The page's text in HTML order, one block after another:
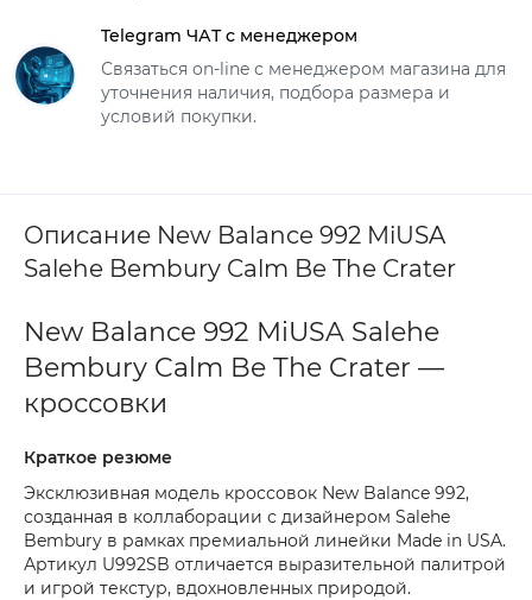
Telegram ЧАТ с менеджером
Связаться on-line с менеджером магазина для
уточнения наличия, подбора размера и
условий покупки.
Описание New Balance 992 MiUSA
Salehe Bembury Calm Be The Crater
New Balance 992 MiUSA Salehe
Bembury Calm Be The Crater —
кроссовки
Краткое резюме
Эксклюзивная модель кроссовок New Balance 992,
созданная в коллаборации с дизайнером Salehe
Bembury в рамках премиальной линейки Made in USA.
Артикул U992SB отличается выразительной палитрой
и игрой текстур, вдохновленных природой.